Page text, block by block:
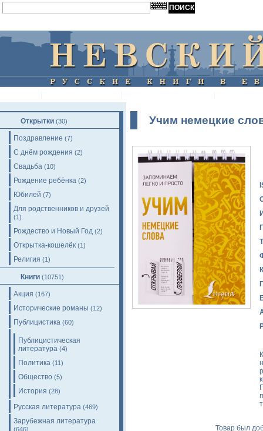
Открытки (30)
Поздравление (7)
С днём рождения (2)
Свадьба (10)
Рождение ребёнка (2)
Юбилей (7)
Для родственников и друзей
(1)
Рождество и Новый Год (2)
Открытка-кошелёк (1)
Религия (1)
Книги (10751)
Акция (167)
Исторические романы (12)
Публицистика (60)
Публицистическая
литература (4)
Политика (11)
Общество (5)
История (28)
Русская литература (469)
Зарубежная литература
(646)
Учим немецкие
Товар был